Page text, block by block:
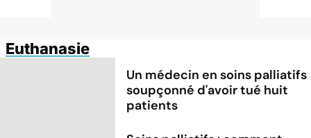
Euthanasie
Un médecin en soins palliatifs
soupçonné d'avoir tué huit
patients